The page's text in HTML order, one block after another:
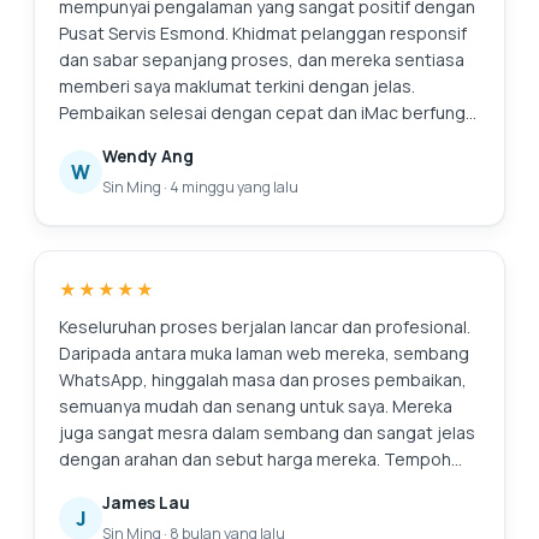
jelas membantu dengan prestasi dan pengurusan
haba. Secara keseluruhan, perkhidmatan ini cekap,
boleh dipercayai dan dikendalikan secara
profesional. Saya tidak teragak-agak untuk
Alexandra kepada sesiapa sahaja yang mencari
servis komputer riba yang boleh dipercayai dan
mempunyai pengalaman yang sangat positif dengan
Pusat Servis Esmond. Khidmat pelanggan responsif
dan sabar sepanjang proses, dan mereka sentiasa
memberi saya maklumat terkini dengan jelas.
Pembaikan selesai dengan cepat dan iMac berfungsi
kepada saya gambar-gambar pengumpulan habuk
dalaman dan menerangkan servis yang disyorkan
meyakinkan. Terima kasih atas perkhidmatan
profesional!
W
Wendy Ang
Sin Ming · 4 minggu yang lalu
★★★★★
Keseluruhan proses berjalan lancar dan profesional.
Daripada antara muka laman web mereka, sembang
WhatsApp, hinggalah masa dan proses pembaikan,
semuanya mudah dan senang untuk saya. Mereka
juga sangat mesra dalam sembang dan sangat jelas
dengan arahan dan sebut harga mereka. Tempoh
kembali ke sini lagi jika saya perlu membaiki apa-apa
J
James Lau
Sin Ming · 8 bulan yang lalu